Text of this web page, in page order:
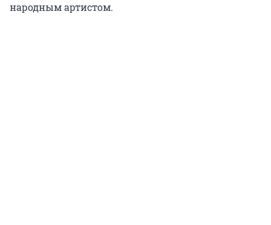
народным артистом.